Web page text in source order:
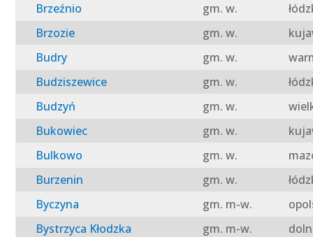
Brzeźnio
gm. w.
Brzozie
gm. w.
Budry
gm. w.
Budziszewice
gm. w.
Budzyń
gm. w.
Bukowiec
gm. w.
Bulkowo
gm. w.
Burzenin
gm. w.
Byczyna
gm. m-w.
Bystrzyca Kłodzka
gm. m-w.